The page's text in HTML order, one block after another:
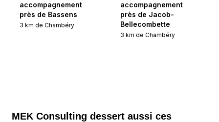
accompagnement
près de Bassens
3 km de Chambéry
accompagnement
près de Jacob-
Bellecombette
3 km de Chambéry
MEK Consulting dessert aussi ces